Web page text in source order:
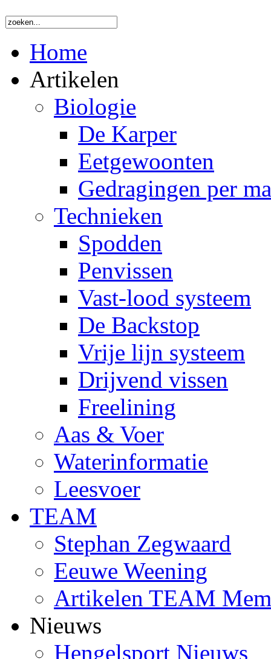
Home
Artikelen
Biologie
De Karper
Eetgewoonten
Gedragingen per
Technieken
Spodden
Penvissen
Vast-lood systeem
De Backstop
Vrije lijn systeem
Drijvend vissen
Freelining
Aas & Voer
Waterinformatie
Leesvoer
TEAM
Stephan Zegwaard
Eeuwe Weening
Artikelen TEAM
Nieuws
Hengelsport Nieuws